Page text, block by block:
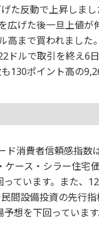
た反動で上昇しま
広げた後一旦上値
高まで買われまし
ドルで取引を終え6
130ポイント高の
ド消費者信頼感指数
ケース・シラー住
ています。また、
間設備投資の先行
想を下回っています